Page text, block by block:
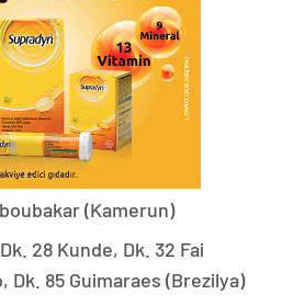
(Kamerun)
28 Kunde, Dk. 32 Fai
Dk. 85 Guimaraes (Brezilya)